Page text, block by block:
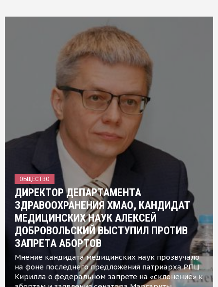
ОБЩЕСТВО
ДИРЕКТОР ДЕПАРТАМЕНТА
ЗДРАВООХРАНЕНИЯ ХМАО, КАНДИДАТ
МЕДИЦИНСКИХ НАУК АЛЕКСЕЙ
ДОБРОВОЛЬСКИЙ ВЫСТУПИЛ ПРОТИВ
ЗАПРЕТА АБОРТОВ
Мнение кандидата медицинских наук прозвучало
на фоне последнего предложения патриарха РПЦ
Кирилла о федеральном запрете на «склонение» к